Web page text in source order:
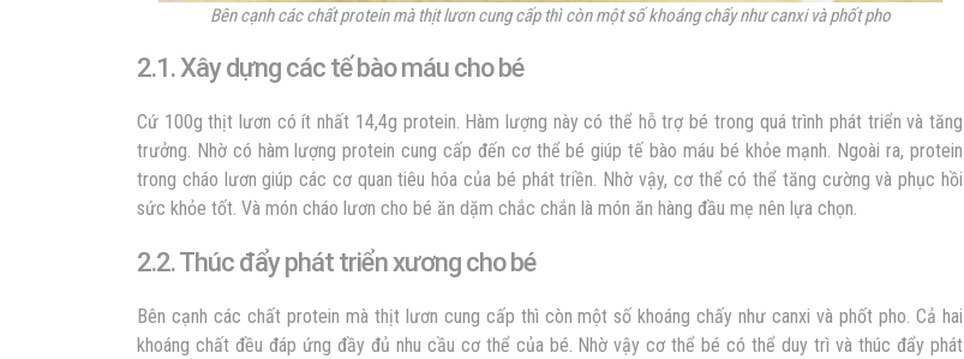
Bên cạnh các chất protein mà thịt lươn cung cấp thì còn một số khoáng chấy như canxi và phốt pho
2.1. Xây dựng các tế bào máu cho bé
Cứ 100g thịt lươn có ít nhất 14,4g protein. Hàm lượng này có thể hỗ trợ bé trong quá trình phát triển và tăng
trưởng. Nhờ có hàm lượng protein cung cấp đến cơ thể bé giúp tế bào máu bé khỏe mạnh. Ngoài ra, protein
trong cháo lươn giúp các cơ quan tiêu hóa của bé phát triền. Nhờ vậy, cơ thể có thể tăng cường và phục hồi
sức khỏe tốt. Và món cháo lươn cho bé ăn dặm chắc chắn là món ăn hàng đầu mẹ nên lựa chọn.
2.2. Thúc đẩy phát triển xương cho bé
Bên cạnh các chất protein mà thịt lươn cung cấp thì còn một số khoáng chấy như canxi và phốt pho. Cả hai
khoáng chất đều đáp ứng đầy đủ nhu cầu cơ thể của bé. Nhờ vậy cơ thể bé có thể duy trì và thúc đẩy phát